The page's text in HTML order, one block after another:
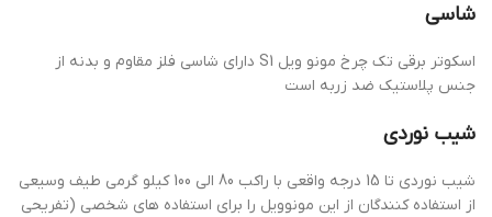
شاسی
اسکوتر برقی تک چرخ مونو ویل S1 دارای شاسی فلز مقاوم و بدنه از
جنس پلاستیک ضد زربه است
شیب نوردی
شیب نوردی تا 15 درجه واقعی با راکب 80 الی 100 کیلو گرمی طیف وسیعی
از استفاده کنندگان از این مونوویل را برای استفاده های شخصی (تفریحی